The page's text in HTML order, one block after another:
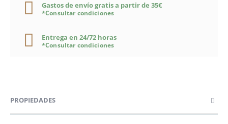
Gastos de envío gratis a partir de 35€
*Consultar condiciones
Entrega en 24/72 horas
*Consultar condiciones
PROPIEDADES